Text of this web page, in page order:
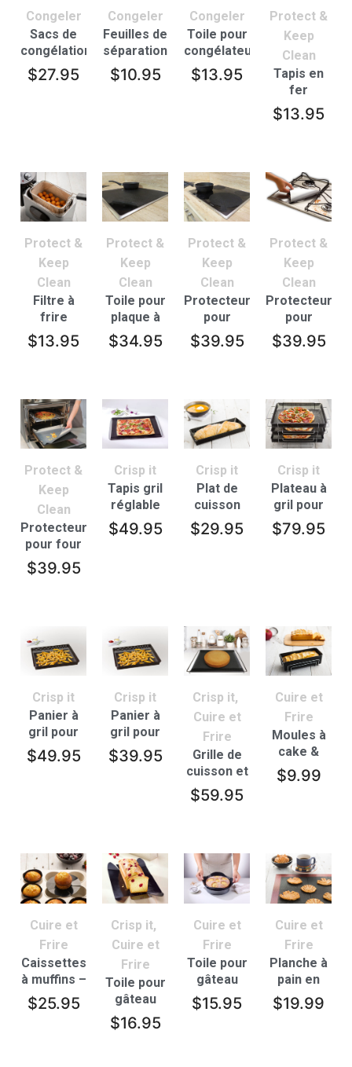
Congeler
Sacs de
congélation
réutilisable
– lot de 4
$27.95
Congeler
Feuilles de
séparation
$10.95
Congeler
Toile pour
congélateur
$13.95
Protect &
Keep
Clean
Tapis en
fer
$13.95
Protect &
Keep
Clean
Filtre à
frire
$13.95
Protect &
Keep
Clean
Toile pour
plaque à
induction
$34.95
Protect &
Keep
Clean
Protecteurs
pour
plaque à
induction
$39.95
Protect &
Keep
Clean
Protecteurs
pour
cuisinière
à gaz – lot
$39.95
Protect &
Keep
Clean
Protecteur
pour four
$39.95
Crisp it
Tapis gril
réglable
$49.95
Crisp it
Plat de
cuisson
pour
baguettes
$29.95
Crisp it
Plateau à
gril pour
four
surélevé
$79.95
Crisp it
Panier à
gril pour
four –
Grand
$49.95
Crisp it
Panier à
gril pour
four –
Petit
$39.95
Crisp it,
Cuire et
Frire
Grille de
cuisson et
de
refroidissement
$59.95
Cuire et
Frire
Moules à
cake &
pain
$9.99
Cuire et
Frire
Caissettes
à muffins –
lot de 12
$25.95
Crisp it,
Cuire et
Frire
Toile pour
gâteau
rectangulaire
$16.95
Cuire et
Frire
Toile pour
gâteau
ronde
$15.95
Cuire et
Frire
Planche à
pain en
silicone
$19.99